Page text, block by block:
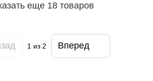
еще 18 товаров
1 из 2 Вперед